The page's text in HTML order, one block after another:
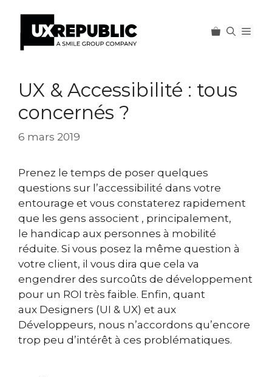
contenu
UX & Accessibilité : tous
concernés ?
6 mars 2019
Prenez le temps de poser quelques
questions sur l’accessibilité dans votre
entourage et vous constaterez rapidement
que les gens associent , principalement,
le handicap aux personnes à mobilité
réduite. Si vous posez la même question à
votre client, il vous dira que cela va
engendrer des surcoûts de développement
pour un ROI très faible. Enfin, quant
aux Designers (UI & UX) et aux
Développeurs, nous n’accordons qu’encore
trop peu d’intérêt à ces problématiques.